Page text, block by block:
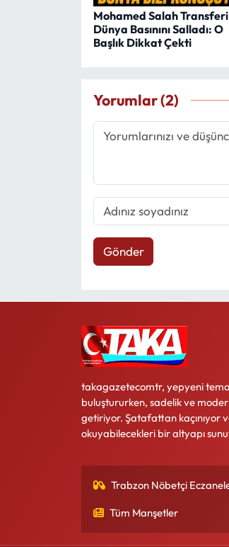
Mohamed Salah Transferi
Dünya Basınını Salladı: O
Başlık Dikkat Çekti
Yorumlar (2)
Gönder
takagazetecomtr, yepyeni
buluştururken, sadelik ve
getiriyor. Şatafattan kaçınıyor
okuyabilecekleri bir altyapı
Trabzon Nöbetçi
Tüm Manşetler